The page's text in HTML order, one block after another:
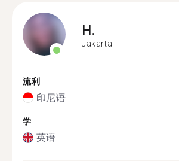
H.
Jakarta
流利
印尼语
学
英语